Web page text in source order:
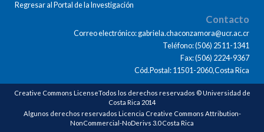
Regresar al Portal de la Investigación
Contacto
Correo electrónico: gabriela.chaconzamora@ucr.ac.cr
Teléfono: (506) 2511-1341
Fax: (506) 2224-9367
Cód.Postal: 11501-2060,Costa Rica
Creative Commons LicenseTodos los derechos reservados © Universidad de
Costa Rica 2014
Algunos derechos reservados Licencia Creative Commons Attribution-
NonCommercial-NoDerivs 3.0 Costa Rica